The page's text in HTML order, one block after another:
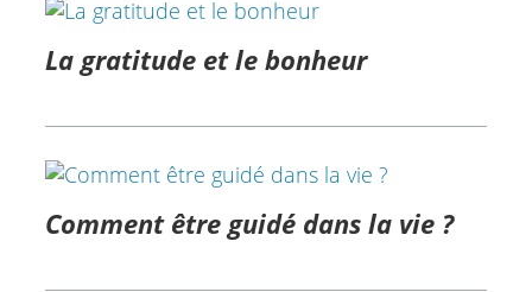
La gratitude et le bonheur
Comment être guidé dans la vie ?